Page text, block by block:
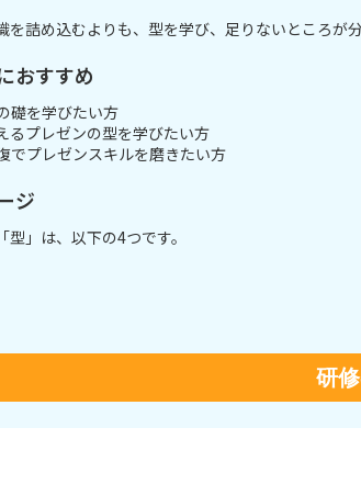
を詰め込むよりも、型を学び、足りないところ
おすすめ
礎を学びたい方
るプレゼンの型を学びたい方
でプレゼンスキルを磨きたい方
ジ
」は、以下の4つです。
研